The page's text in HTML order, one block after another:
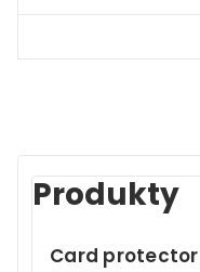
Produkty
Card protector